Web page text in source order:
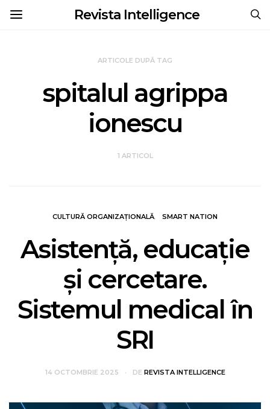
Revista Intelligence
ARTICOLE DUPĂ TAG
spitalul agrippa
ionescu
1 ARTICOL
CULTURĂ ORGANIZAȚIONALĂ SMART NATION
Asistență, educație
și cercetare.
Sistemul medical în
SRI
14 OCTOMBRIE 2025 DE REVISTA INTELLIGENCE